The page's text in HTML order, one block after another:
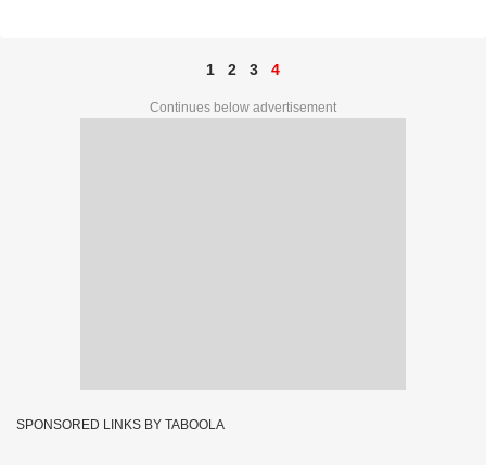
1 2 3 4
Continues below advertisement
SPONSORED LINKS BY TABOOLA